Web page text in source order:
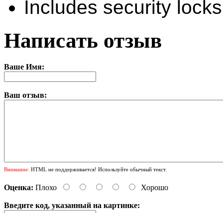
Includes security locks
Написать отзыв
Ваше Имя:
Ваш отзыв:
Внимание: HTML не поддерживается! Используйте обычный текст.
Оценка: Плохо Хорошо
Введите код, указанный на картинке: